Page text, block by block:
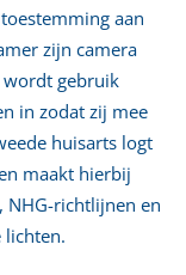
aan
zijn camera
wordt gebruik
in zodat zij mee
huisarts logt
maakt hierbij
NHG-richtlijnen en